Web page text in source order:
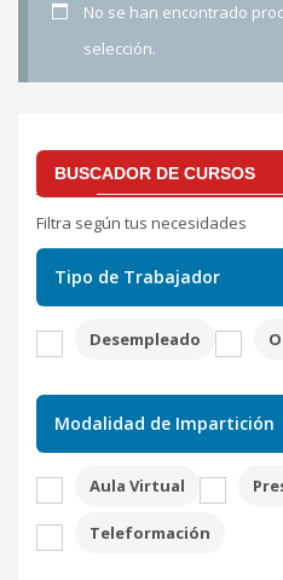
No se han encontrado
selección.
BUSCADOR DE CURSOS
Filtra según tus necesidades
Tipo de Trabajador
Desempleado
Modalidad de Impartición
Aula Virtual
Teleformación